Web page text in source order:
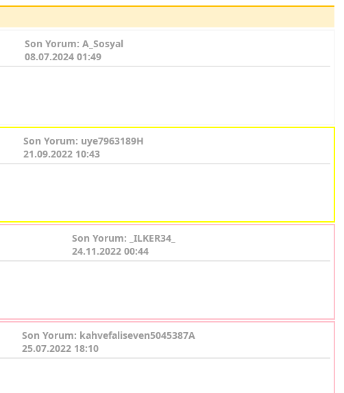
Son Yorum: A_Sosyal
08.07.2024 01:49
Son Yorum: uye7963189H
21.09.2022 10:43
Son Yorum: _ILKER34_
24.11.2022 00:44
Son Yorum: kahvefaliseven5045387A
25.07.2022 18:10